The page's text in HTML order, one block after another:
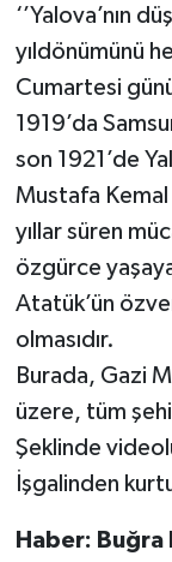
‘’Yalova’nın
yıldönümünü
Cumartesi
1919’da
son 1921’de
Mustafa Kemal
yıllar süren
özgürce
Atatük’ün
olmasıdır.
Burada, Gazi
üzere, tüm
Şeklinde
İşgalinden
Haber: Buğra